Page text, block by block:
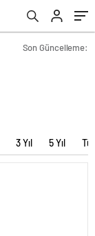
Son Güncelleme:
3 Yıl 5 Yıl